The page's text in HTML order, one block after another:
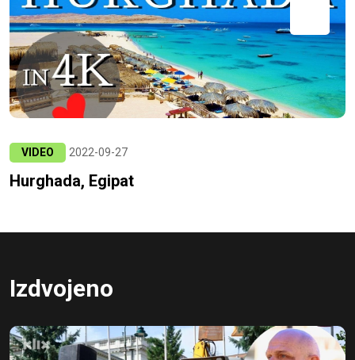
VIDEO 2022-09-27
Hurghada, Egipat
Izdvojeno